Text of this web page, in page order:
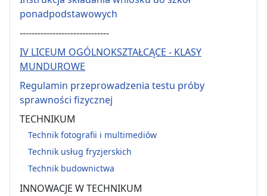
ponadpodstawowych
------------------------------
IV LICEUM OGÓLNOKSZTAŁCĄCE - KLASY
MUNDUROWE
Regulamin przeprowadzenia testu próby
sprawności fizycznej
TECHNIKUM
Technik fotografii i multimediów
Technik usług fryzjerskich
Technik budownictwa
INNOWACJE W TECHNIKUM